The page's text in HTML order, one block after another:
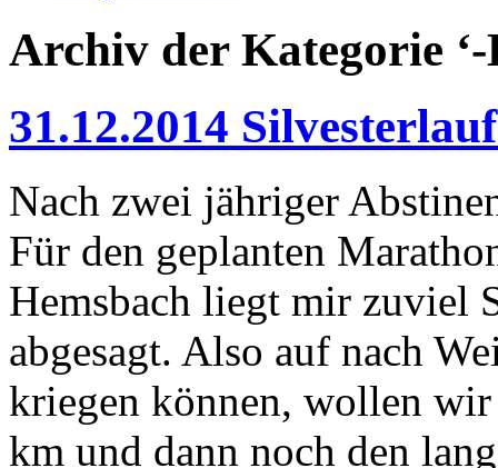
Archiv der Kategorie
31.12.2014
Nach zwei jähriger
Für den geplanten
Hemsbach liegt mir zuviel
abgesagt. Also auf nach
kriegen können, wollen
km und dann noch den